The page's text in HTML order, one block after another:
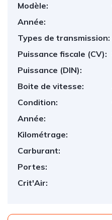
Modèle:
Année:
Types de transmission:
Puissance fiscale (CV):
Puissance (DIN):
Boite de vitesse:
Condition:
Année:
Kilométrage:
Carburant:
Portes:
Crit'Air: